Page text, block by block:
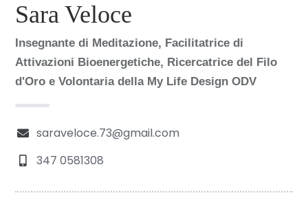
Sara Veloce
Insegnante di Meditazione, Facilitatrice di
Attivazioni Bioenergetiche, Ricercatrice del Filo
d'Oro e Volontaria della My Life Design ODV
saraveloce.73@gmail.com
347 0581308